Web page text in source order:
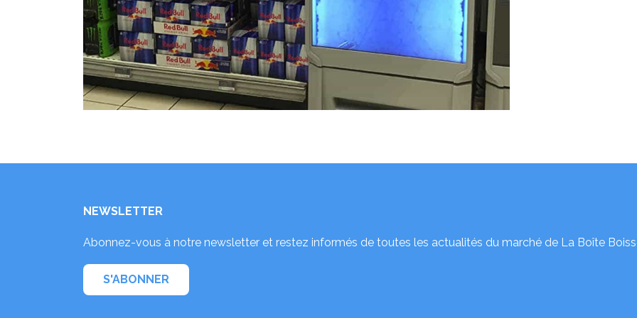
NEWSLETTER
Abonnez-vous à notre newsletter et restez informés de toutes les actualités du marché de La Boîte
S'ABONNER